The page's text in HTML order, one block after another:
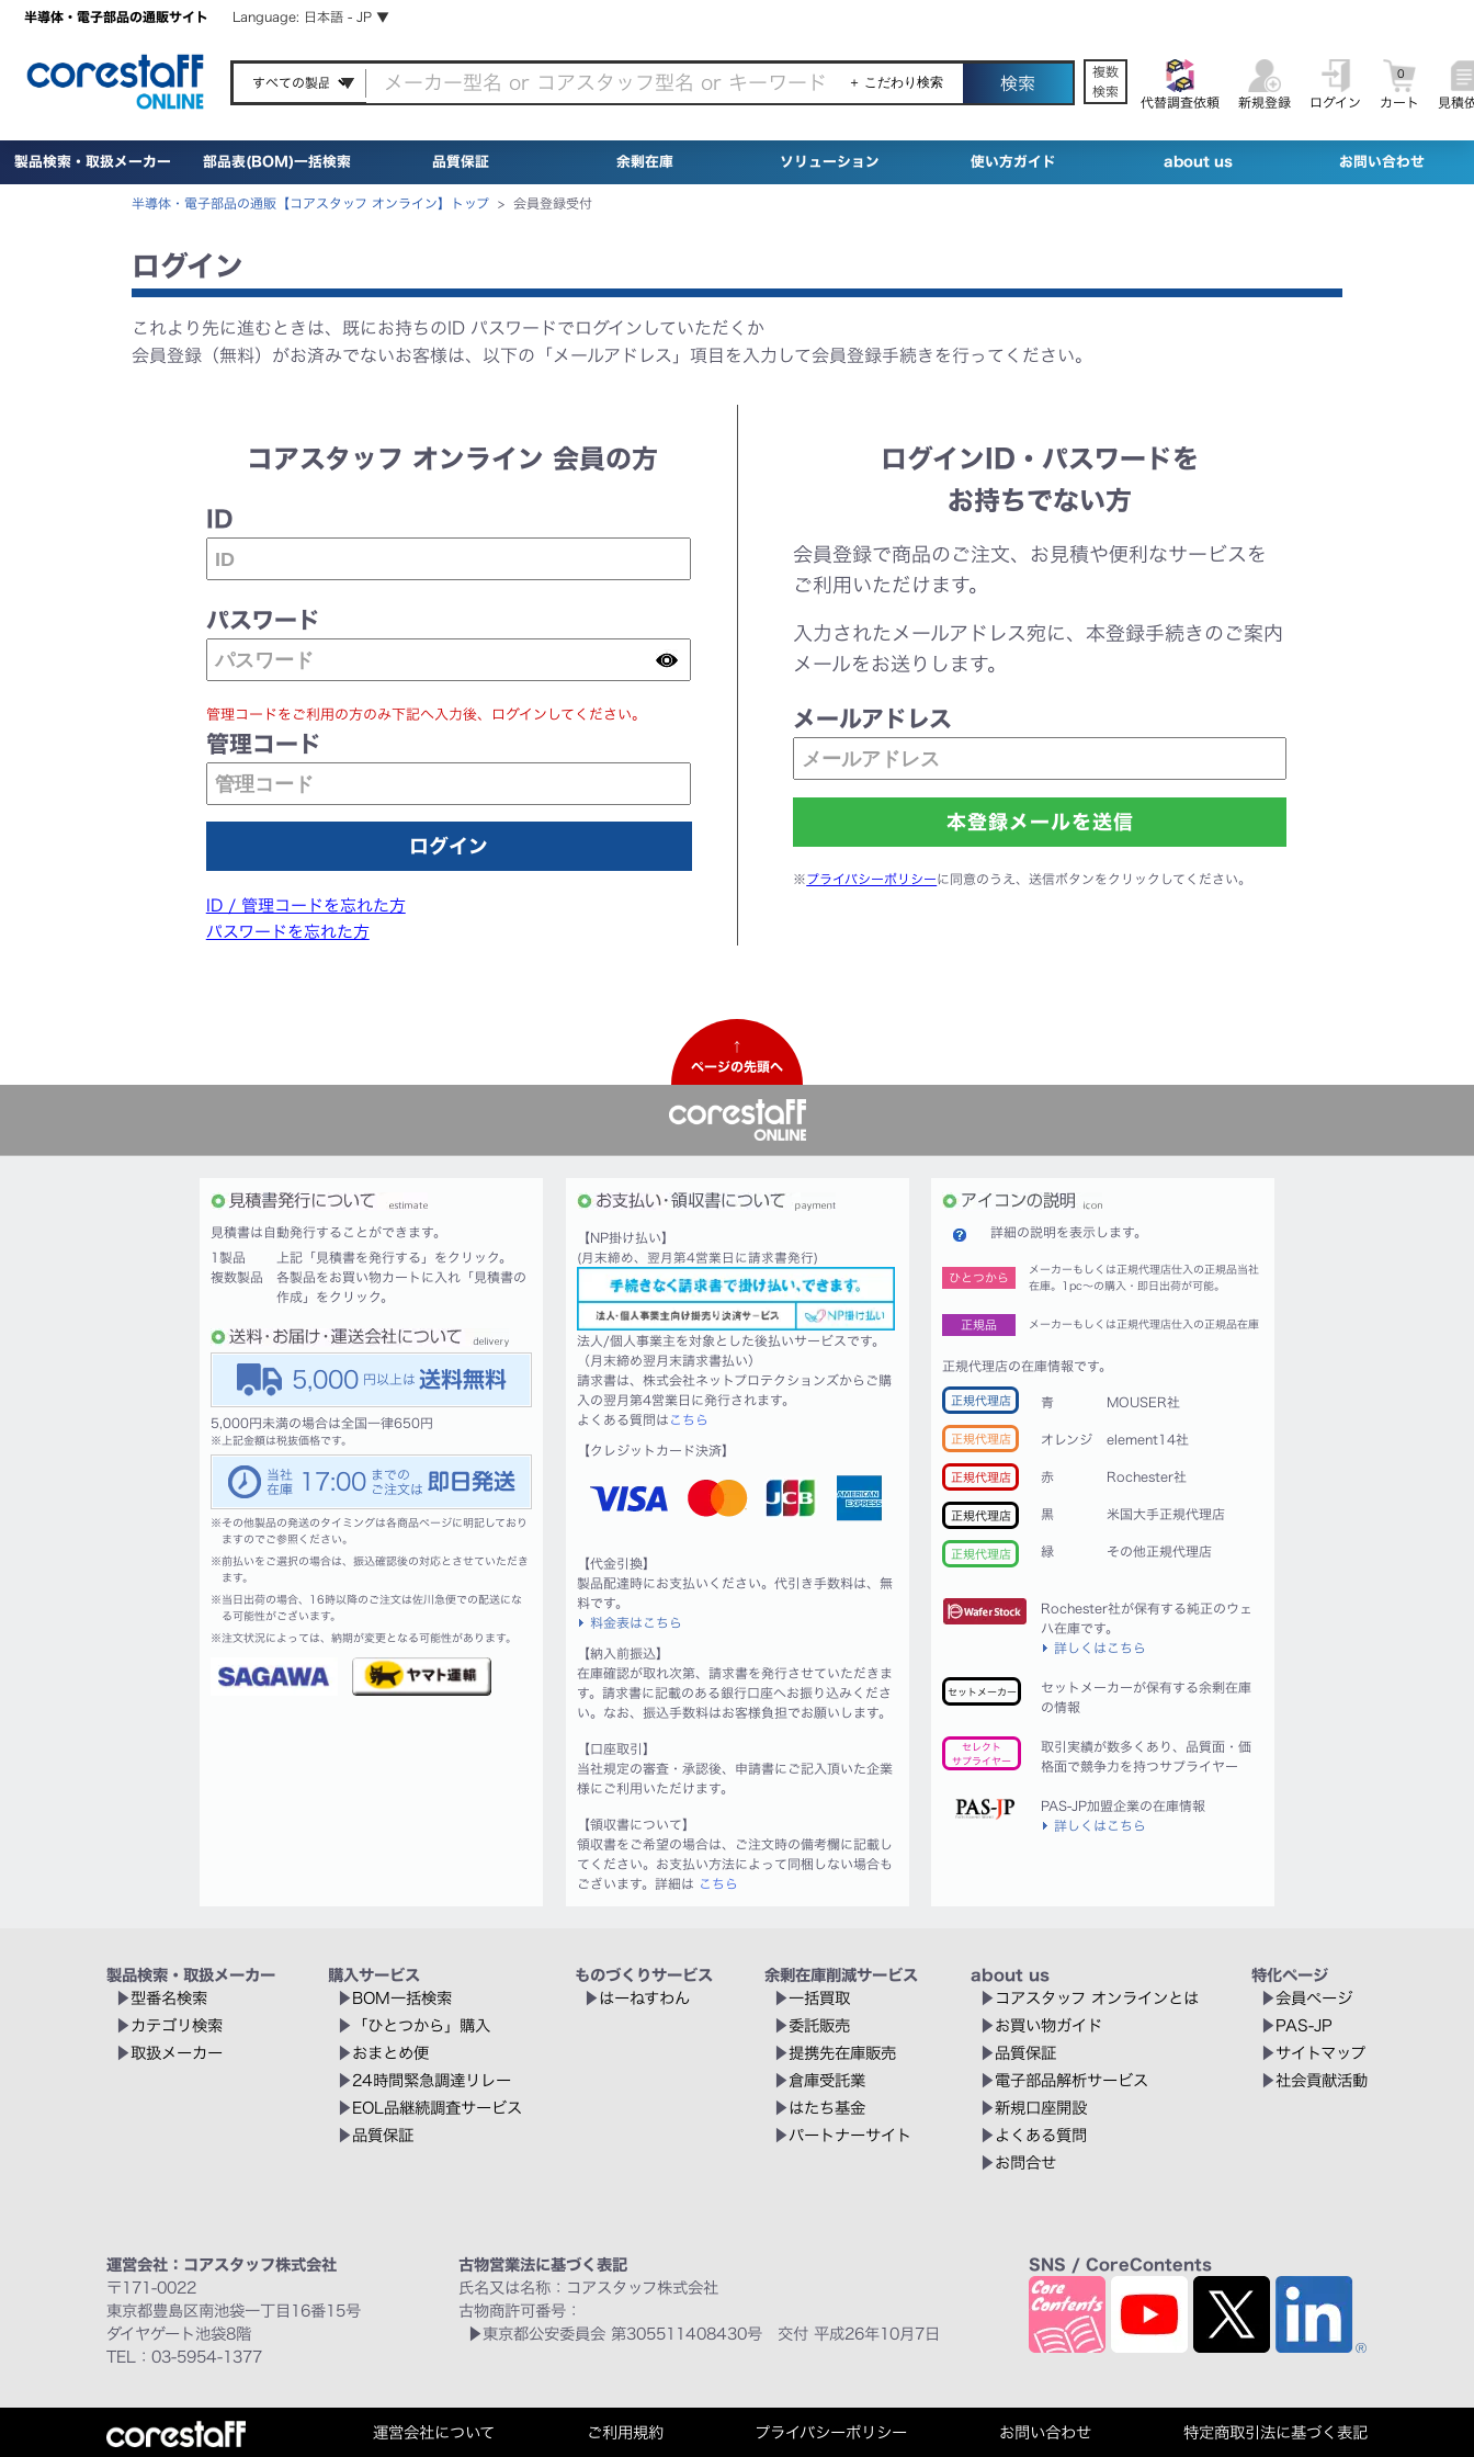
半導体・電子部品の通販サイト Language: 日本語 - JP ▼
＋ こだわり検索
複数
検索
代替調査依頼
新規登録 ログイン カート
0
見積
製品検索・取扱メーカー 部品表(BOM)一括検索 品質保証 余剰在庫 ソリューション 使い方ガイド about us お問い合わせ
半導体・電子部品の通販【コアスタッフ オンライン】トップ > 会員登録受付
ログイン
これより先に進むときは、既にお持ちのID パスワードでログインしていただくか
会員登録（無料）がお済みでないお客様は、以下の「メールアドレス」項目を入力して会員登録手続きを行ってください。
コアスタッフ オンライン 会員の方
ID
パスワード
管理コードをご利用の方のみ下記へ入力後、ログインしてください。
管理コード
ID / 管理コードを忘れた方
パスワードを忘れた方
ログインID・パスワードを
お持ちでない方
会員登録で商品のご注文、お見積や便利なサービスを
ご利用いただけます。
入力されたメールアドレス宛に、本登録手続きのご案内
メールをお送りします。
メールアドレス
※プライバシーポリシーに同意のうえ、送信ボタンをクリックしてください。
↑
ページの先頭へ
見積書は自動発行することができます。
1製品
上記「見積書を発行する」をクリック。
複数製品
各製品をお買い物カートに入れ「見積書の
作成」をクリック。
5,000
5,000円未満の場合は全国一律650円
※ 上記金額は税抜価格です。
17:00
※その他製品の発送のタイミングは各商品ページに明記しており
ますのでご参照ください。
※前払いをご選択の場合は、振込確認後の対応とさせていただき
ます。
※ 当日出荷の場合、16時以降のご注文は佐川急便での配送にな
る可能性がございます。
※注文状況によっては、納期が変更となる可能性があります。
【NP掛け払い】
(月末締め、翌月第4営業日に請求書発行)
法人/個人事業主を対象とした後払いサービスです。
（月末締め翌月末請求書払い）
請求書は、株式会社ネットプロテクションズからご購
入の翌月第4営業日に発行されます。
よくある質問は こちら
【クレジットカード決済】
【代金引換】
製品配達時にお支払いください。代引き手数料は、無
料です。
料金表はこちら
【納入前振込】
在庫確認が取れ次第、請求書を発行させていただきま
す。請求書に記載のある銀行口座へお振り込みくださ
い。なお、振込手数料はお客様負担でお願いします。
【口座取引】
当社規定の審査・承認後、申請書にご記入頂いた企業
様にご利用いただけます。
【領収書について】
領収書をご希望の場合は、ご注文時の備考欄に記載し
てください。お支払い方法によって同梱しない場合も
ございます。詳細は こちら
詳細の説明を表示します。
ひとつから
メーカーもしくは正規代理店仕入の正規品当社
在庫。1pc〜の購入・即日出荷が可能。
正規品 メーカーもしくは正規代理店仕入の正規品在庫
正規代理店の在庫情報です。
正規代理店
正規代理店
正規代理店
正規代理店
正規代理店
青 MOUSER社
オレンジ element14社
赤 Rochester社
黒 米国大手正規代理店
緑 その他正規代理店
Rochester社が保有する純正のウェ
ハ在庫です。
詳しくはこちら
セットメーカー
セットメーカーが保有する余剰在庫
の情報
セレクト
サプライヤー
取引実績が数多くあり、品質面・価
格面で競争力を持つサプライヤー
PAS-JP加盟企業の在庫情報
詳しくはこちら
製品検索・取扱メーカー
型番名検索
カテゴリ検索
取扱メーカー
購入サービス
BOM一括検索
「ひとつから」購入
おまとめ便
24時間緊急調達リレー
EOL品継続調査サービス
品質保証
ものづくりサービス
はーねすわん
余剰在庫削減サービス
一括買取
委託販売
提携先在庫販売
倉庫受託業
はたち基金
パートナーサイト
about us
コアスタッフ オンラインとは
お買い物ガイド
品質保証
電子部品解析サービス
新規口座開設
よくある質問
お問合せ
特化ページ
会員ページ
PAS-JP
サイトマップ
社会貢献活動
運営会社：コアスタッフ株式会社
〒171-0022
東京都豊島区南池袋一丁目16番15号
ダイヤゲート池袋8階
TEL：03-5954-1377
古物営業法に基づく表記
氏名又は名称：コアスタッフ株式会社
古物商許可番号：
東京都公安委員会 第305511408430号 交付 平成26年10月7日
SNS / CoreContents
運営会社について ご利用規約 プライバシーポリシー お問い合わせ 特定商取引法に基づく表記